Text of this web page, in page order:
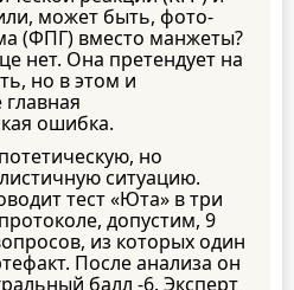
может быть, фото-
(ФПГ) вместо манжеты?
нет. Она претендует на
но в этом и
ошибка.
но
ситуацию.
тест «Юта» в три
допустим, 9
из которых один
После анализа он
балл -6. Эксперт